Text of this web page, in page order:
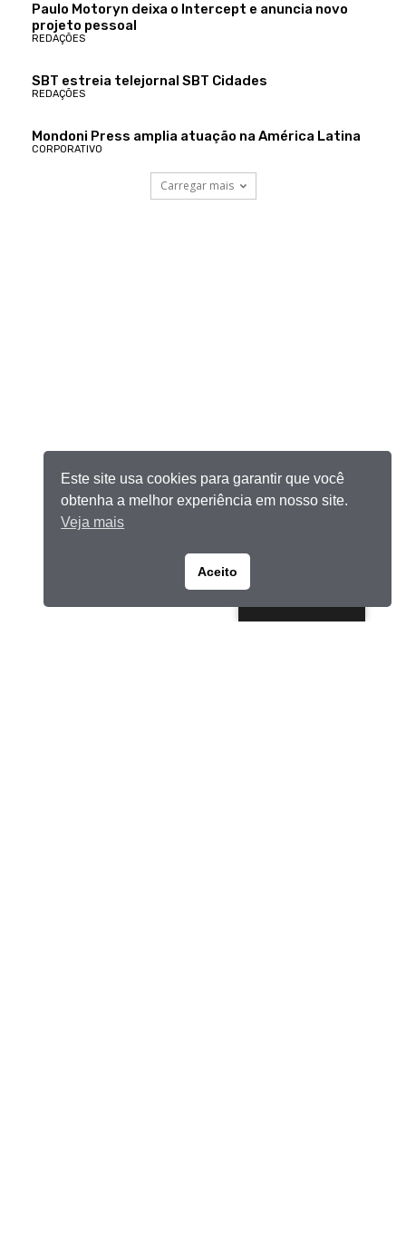
Paulo Motoryn deixa o Intercept e anuncia novo
projeto pessoal
REDAÇÕES
SBT estreia telejornal SBT Cidades
REDAÇÕES
Mondoni Press amplia atuação na América Latina
CORPORATIVO
Carregar mais
Este site usa cookies para garantir que você
obtenha a melhor experiência em nosso site.
Veja mais
Aceito